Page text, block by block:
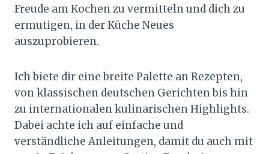
Freude am Kochen zu vermitteln und dich zu
ermutigen, in der Küche Neues
auszuprobieren.
Ich biete dir eine breite Palette an Rezepten,
von klassischen deutschen Gerichten bis hin
zu internationalen kulinarischen Highlights.
Dabei achte ich auf einfache und
verständliche Anleitungen, damit du auch mit